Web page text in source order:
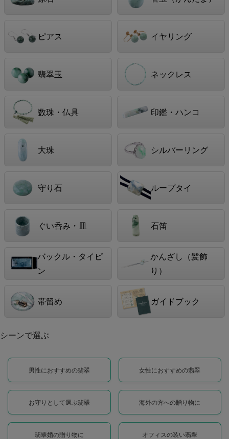
ピアス イヤリング
翡翠玉 ネックレス
数珠・仏具 印鑑・ハンコ
大珠 シルバーリング
守り石 ループタイ
ぐい呑み・皿 石笛
バックル・タイピ
ン
かんざし（髪飾
り）
帯留め ガイドブック
シーンで選ぶ
男性におすすめの翡翠 女性におすすめの翡翠
お守りとして選ぶ翡翠 海外の方への贈り物に
翡翠婚の贈り物に オフィスの装い翡翠